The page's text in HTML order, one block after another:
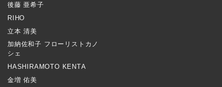
後藤 亜希子
RIHO
立本 清美
加納佐和子 フローリストカノ
シェ
HASHIRAMOTO KENTA
金増 佑美